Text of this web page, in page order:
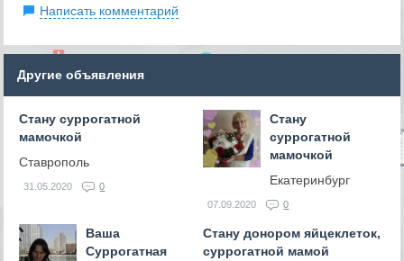
Написать комментарий
Другие объявления
Cтану суррогатной
мамочкой
Ставрополь
31.05.2020 0
Стану
суррогатной
мамочкой
Екатеринбург
07.09.2020 0
Ваша
Суррогатная
Стану донором яйцеклеток,
суррогатной мамой